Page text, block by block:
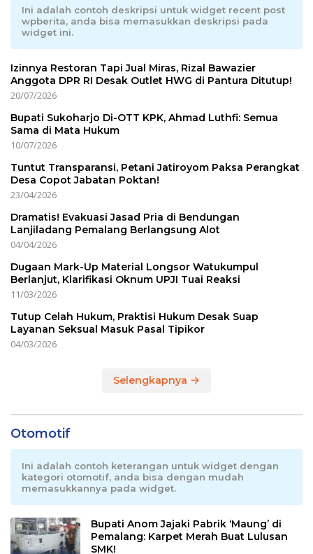
Ini adalah contoh deskripsi untuk widget recent post
wpberita, anda bisa memasukkan deskripsi pada
widget ini.
Izinnya Restoran Tapi Jual Miras, Rizal Bawazier
Anggota DPR RI Desak Outlet HWG di Pantura Ditutup!
20/07/2026
Bupati Sukoharjo Di-OTT KPK, Ahmad Luthfi: Semua
Sama di Mata Hukum
10/07/2026
Tuntut Transparansi, Petani Jatiroyom Paksa Perangkat
Desa Copot Jabatan Poktan!
23/04/2026
Dramatis! Evakuasi Jasad Pria di Bendungan
Lanjiladang Pemalang Berlangsung Alot
04/04/2026
Dugaan Mark-Up Material Longsor Watukumpul
Berlanjut, Klarifikasi Oknum UPJI Tuai Reaksi
11/03/2026
Tutup Celah Hukum, Praktisi Hukum Desak Suap
Layanan Seksual Masuk Pasal Tipikor
04/03/2026
Selengkapnya
Otomotif
Ini adalah contoh keterangan untuk widget dengan
kategori otomotif, anda bisa dengan mudah
memasukkannya pada widget.
Bupati Anom Jajaki Pabrik ‘Maung’ di
Pemalang: Karpet Merah Buat Lulusan
SMK!